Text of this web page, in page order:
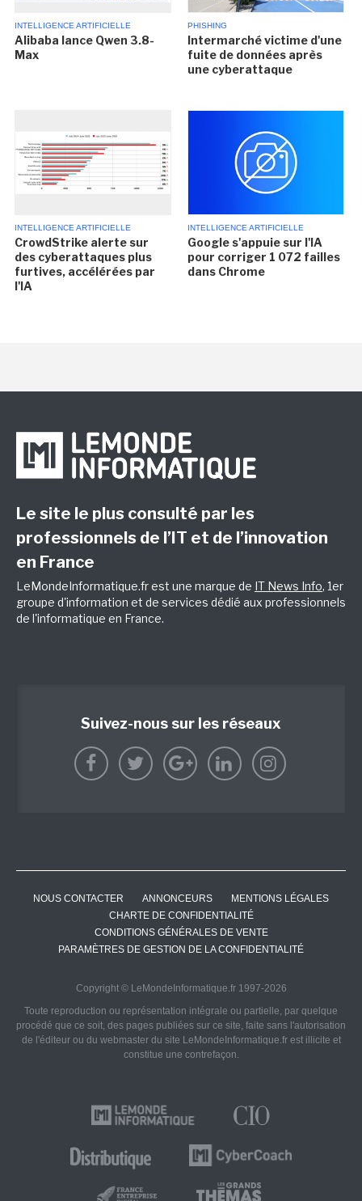
INTELLIGENCE ARTIFICIELLE
Alibaba lance Qwen 3.8-
Max
PHISHING
Intermarché victime d'une
fuite de données après
une cyberattaque
INTELLIGENCE ARTIFICIELLE
CrowdStrike alerte sur
des cyberattaques plus
furtives, accélérées par
l'IA
INTELLIGENCE ARTIFICIELLE
Google s'appuie sur l'IA
pour corriger 1 072 failles
dans Chrome
Le site le plus consulté par les
professionnels de l’IT et de l’innovation
en France
LeMondeInformatique.fr est une marque de IT News Info, 1er
groupe d'information et de services dédié aux professionnels
de l'informatique en France.
Suivez-nous sur les réseaux
NOUS CONTACTER ANNONCEURS
MENTIONS LÉGALES
CHARTE DE CONFIDENTIALITÉ
CONDITIONS GÉNÉRALES DE VENTE
PARAMÈTRES DE GESTION DE LA CONFIDENTIALITÉ
Copyright © LeMondeInformatique.fr 1997-2026
Toute reproduction ou représentation intégrale ou partielle, par quelque
procédé que ce soit, des pages publiées sur ce site, faite sans l'autorisation
de l'éditeur ou du webmaster du site LeMondeInformatique.fr est illicite et
constitue une contrefaçon.